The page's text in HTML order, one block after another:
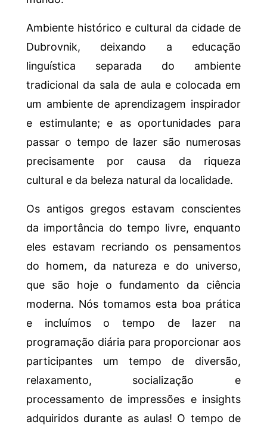
Ambiente histórico e cultural da cidade de
Dubrovnik, deixando a educação
linguística separada do ambiente
tradicional da sala de aula e colocada em
um ambiente de aprendizagem inspirador
e estimulante; e as oportunidades para
passar o tempo de lazer são numerosas
precisamente por causa da riqueza
cultural e da beleza natural da localidade.
Os antigos gregos estavam conscientes
da importância do tempo livre, enquanto
eles estavam recriando os pensamentos
do homem, da natureza e do universo,
que são hoje o fundamento da ciência
moderna. Nós tomamos esta boa prática
e incluímos o tempo de lazer na
programação diária para proporcionar aos
participantes um tempo de diversão,
relaxamento, socialização e
processamento de impressões e insights
adquiridos durante as aulas! O tempo de